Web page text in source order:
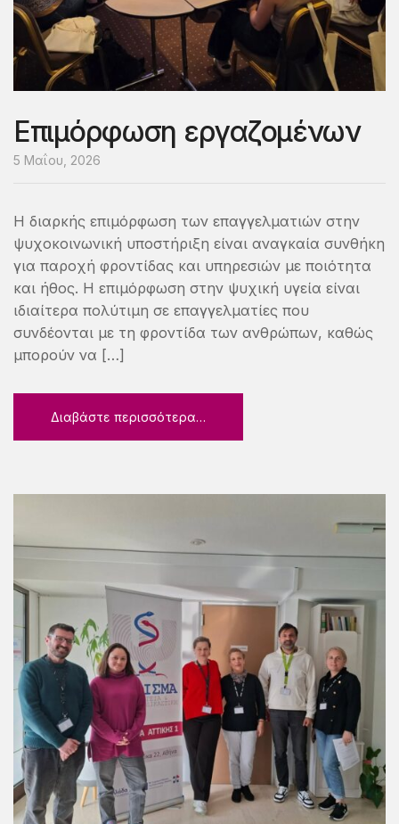
Επιμόρφωση εργαζομένων
5 Μαΐου, 2026
Η διαρκής επιμόρφωση των επαγγελματιών στην
ψυχοκοινωνική υποστήριξη είναι αναγκαία συνθήκη
για παροχή φροντίδας και υπηρεσιών με ποιότητα
και ήθος. Η επιμόρφωση στην ψυχική υγεία είναι
ιδιαίτερα πολύτιμη σε επαγγελματίες που
συνδέονται με τη φροντίδα των ανθρώπων, καθώς
μπορούν να […]
Διαβάστε περισσότερα…